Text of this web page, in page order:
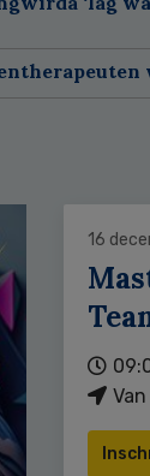
16